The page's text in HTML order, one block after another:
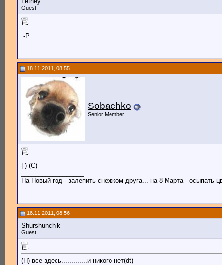
Guest
:-P
18.11.2011, 08:55
Sobachko
Senior Member
|-) (C)
На Новый год - залепить снежком друга... на 8 Марта - осыпать
18.11.2011, 08:56
Shurshunchik
Guest
(H) все здесь.............и никого нет(dt)